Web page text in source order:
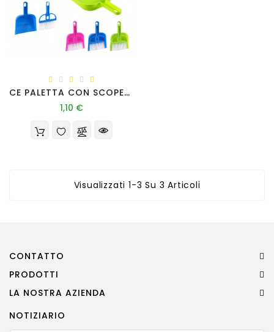
CE PALETTA CON SCOPETTA PICCOLA 7941
1,10 €Prezzo
Visualizzati 1-3 Su 3 Articoli
CONTATTO
PRODOTTI
LA NOSTRA AZIENDA
NOTIZIARIO